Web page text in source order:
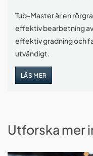
Tub-Master är en
effektiv bearbetning
effektiv gradning och
utvändigt.
LÄS MER
Utforska mer